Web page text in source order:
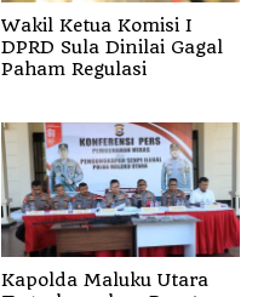
Wakil Ketua Komisi I
DPRD Sula Dinilai Gagal
Paham Regulasi
Kapolda Maluku Utara